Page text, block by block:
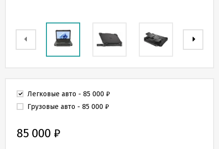
Легковые авто - 85 000 ₽
Грузовые авто - 85 000 ₽
85 000 ₽